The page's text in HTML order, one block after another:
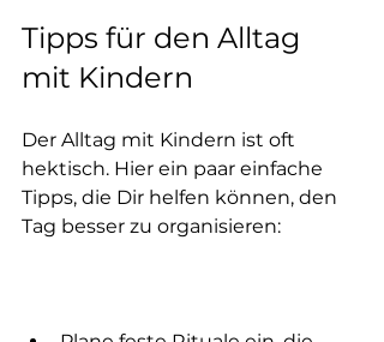
Tipps für den Alltag
mit Kindern
Der Alltag mit Kindern ist oft
hektisch. Hier ein paar einfache
Tipps, die Dir helfen können, den
Tag besser zu organisieren: